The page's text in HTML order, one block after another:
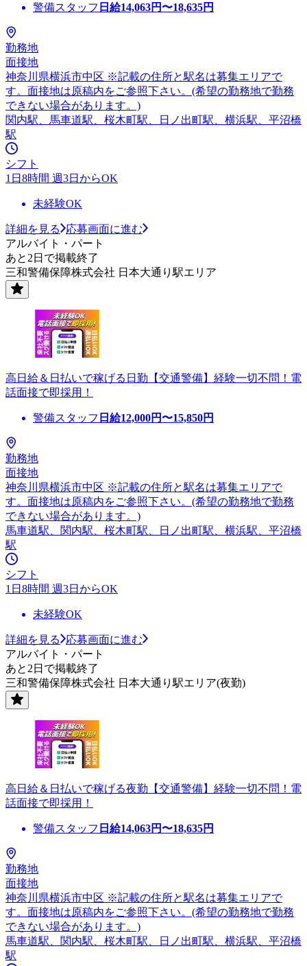
警備スタッフ 日給14,063円〜18,635円
勤務地
面接地
神奈川県横浜市中区 ※記載の住所と駅名は募集エリアで
す。面接地は原稿内をご参照下さい。(希望の勤務地で勤務
できない場合があります。)
関内駅、馬車道駅、桜木町駅、日ノ出町駅、横浜駅、平沼橋
駅
シフト
1日8時間 週3日からOK
未経験OK
詳細を見る
応募画面に進む
アルバイト・パート
あと2日で掲載終了
三和警備保障株式会社 日本大通り駅エリア
高日給＆日払いで稼げる日勤【交通警備】経験一切不問！電
話面接で即採用！
警備スタッフ 日給12,000円〜15,850円
勤務地
面接地
神奈川県横浜市中区 ※記載の住所と駅名は募集エリアで
す。面接地は原稿内をご参照下さい。(希望の勤務地で勤務
できない場合があります。)
馬車道駅、関内駅、桜木町駅、日ノ出町駅、横浜駅、平沼橋
駅
シフト
1日8時間 週3日からOK
未経験OK
詳細を見る
応募画面に進む
アルバイト・パート
あと2日で掲載終了
三和警備保障株式会社 日本大通り駅エリア(夜勤)
高日給＆日払いで稼げる夜勤【交通警備】経験一切不問！電
話面接で即採用！
警備スタッフ 日給14,063円〜18,635円
勤務地
面接地
神奈川県横浜市中区 ※記載の住所と駅名は募集エリアで
す。面接地は原稿内をご参照下さい。(希望の勤務地で勤務
できない場合があります。)
馬車道駅、関内駅、桜木町駅、日ノ出町駅、横浜駅、平沼橋
駅